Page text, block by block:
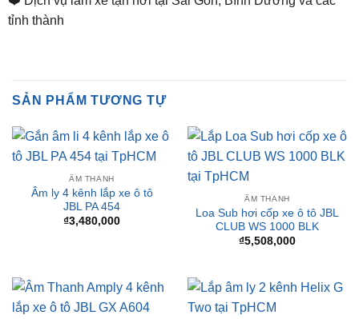
tỉnh thành
SẢN PHẨM TƯƠNG TỰ
ÂM THANH
Âm ly 4 kênh lắp xe ô tô
JBL PA 454
₫3,480,000
ÂM THANH
Loa Sub hơi cốp xe ô tô JBL
CLUB WS 1000 BLK
₫5,508,000